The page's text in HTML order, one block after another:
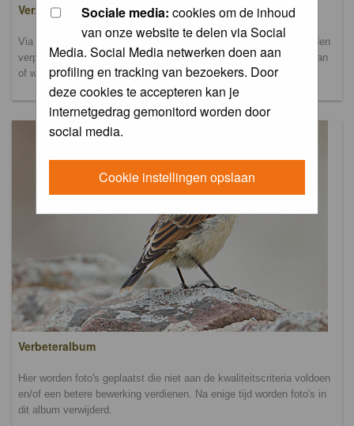
Sociale media: cookies om de inhoud
van onze website te delen via Social
Media. Social Media netwerken doen aan
profiling en tracking van bezoekers. Door
deze cookies te accepteren kan je
internetgedrag gemonitord worden door
social media.
Cookie instellingen opslaan
Verzamel- en uploadalbum
Via dit album kun je foto's uploaden. Onderscheidende foto's worden
verplaatst naar de database-albums. Andere foto's blijven hier staan
of worden verplaatst naar het verbeteralbum.
Verbeteralbum
Hier worden foto's geplaatst die niet aan de kwaliteitscriteria voldoen
en/of een betere bewerking verdienen. Na enige tijd worden foto's in
dit album verwijderd.